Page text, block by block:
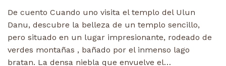
De cuento Cuando uno visita el templo del Ulun
Danu, descubre la belleza de un templo sencillo,
pero situado en un lugar impresionante, rodeado de
verdes montañas , bañado por el inmenso lago
bratan. La densa niebla que envuelve el…